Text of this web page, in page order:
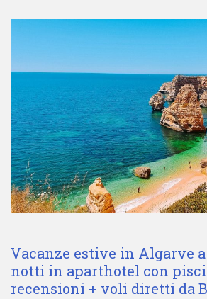
Vacanze estive in Algarve a
notti in aparthotel con
recensioni + voli diretti da